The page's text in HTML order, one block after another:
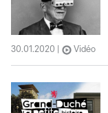
30.01.2020 Vidéo